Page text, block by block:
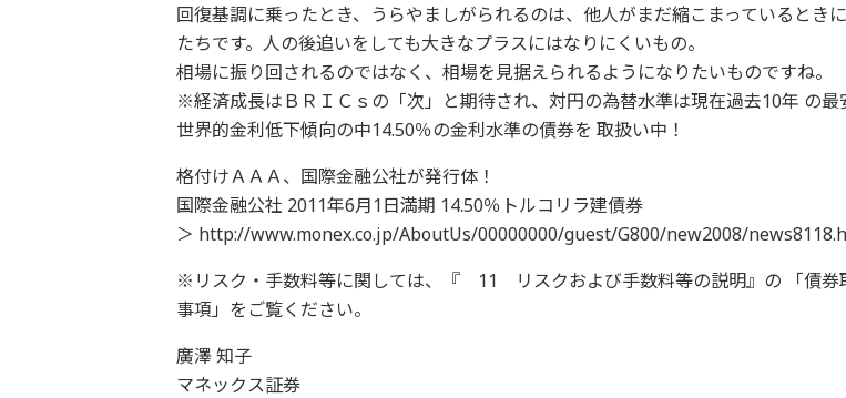
回復基調に乗ったとき、うらやましがられるのは、他人がまだ縮こまっているとき
たちです。人の後追いをしても大きなプラスにはなりにくいもの。
相場に振り回されるのではなく、相場を見据えられるようになりたいものですね。
※経済成長はＢＲＩＣｓの「次」と期待され、対円の為替水準は現在過去10年 の最
世界的金利低下傾向の中14.50％の金利水準の債券を 取扱い中！
格付けＡＡＡ、国際金融公社が発行体！
国際金融公社 2011年6月1日満期 14.50％トルコリラ建債券
＞ http://www.monex.co.jp/AboutUs/00000000/guest/G800/new2008/
※リスク・手数料等に関しては、『 11 リスクおよび手数料等の説明』の 「債券
事項」をご覧ください。
廣澤 知子
マネックス証券